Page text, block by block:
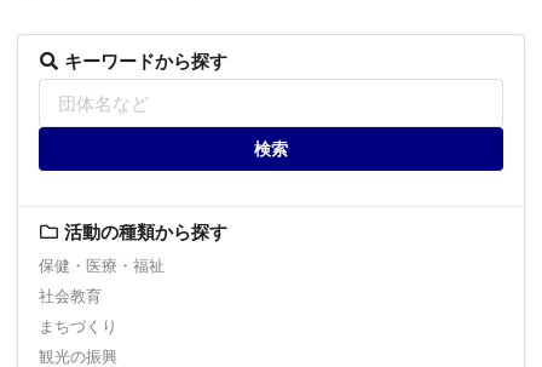
キーワードから探す
検索
活動の種類から探す
保健・医療・福祉
社会教育
まちづくり
観光の振興